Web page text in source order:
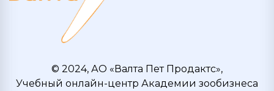
© 2024, АО «Валта Пет Продактс»,
Учебный онлайн-центр Академии зообизнеса